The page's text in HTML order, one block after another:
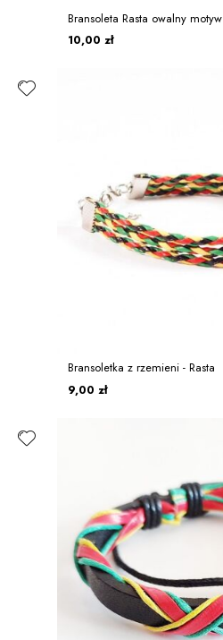
Bransoleta Rasta owalny motyw
10,00 zł
Bransoletka z rzemieni - Rasta
9,00 zł